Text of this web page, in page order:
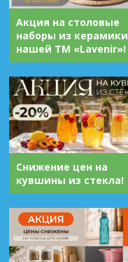
Акция на столовые
наборы из керамики
нашей ТМ «Lavenir»!
Снижение цен на
кувшины из стекла!